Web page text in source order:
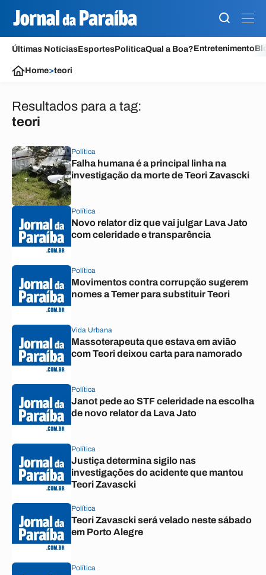
Últimas NotíciasEsportesPolíticaQual a Boa?Entretenimento
Home>teori
Resultados para a tag:
teori
Política
Falha humana é a principal linha na
investigação da morte de Teori Zavascki
Política
Novo relator diz que vai julgar Lava Jato
com celeridade e transparência
Política
Movimentos contra corrupção sugerem
nomes a Temer para substituir Teori
Vida Urbana
Massoterapeuta que estava em avião
com Teori deixou carta para namorado
Política
Janot pede ao STF celeridade na escolha
de novo relator da Lava Jato
Política
Justiça determina sigilo nas
investigações do acidente que mantou
Teori Zavascki
Política
Teori Zavascki será velado neste sábado
em Porto Alegre
Política